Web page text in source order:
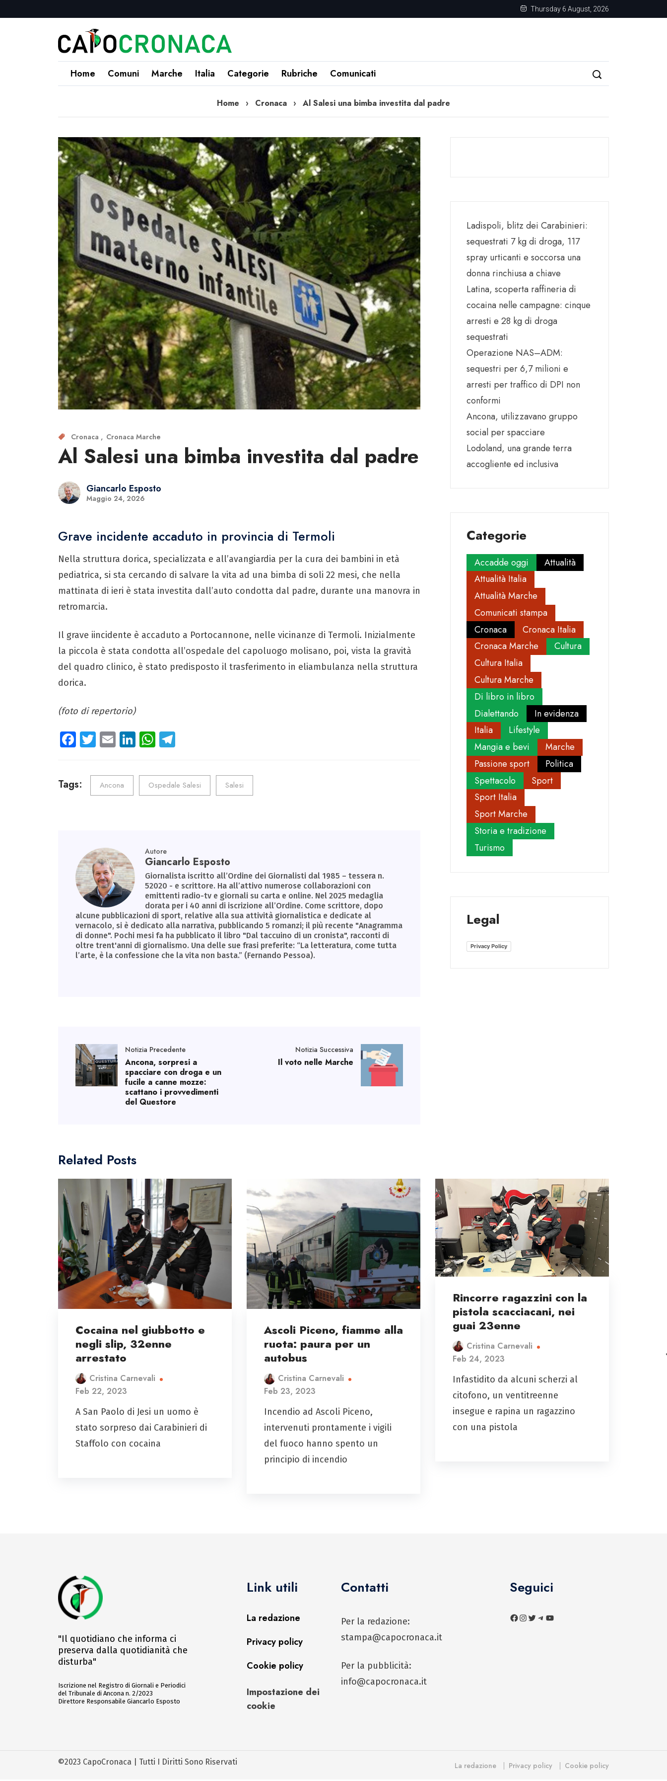
Thursday 6 August, 2026
Home Comuni Marche Italia Categorie Rubriche Comunicati
Home › Cronaca › Al Salesi una bimba investita dal padre
Cronaca Cronaca Marche
Al Salesi una bimba investita dal padre
Giancarlo Esposto
Maggio 24, 2026
Grave incidente accaduto in provincia di Termoli
Nella struttura dorica, specializzata e all’avangiardia per la cura dei bambini in età
pediatrica, si sta cercando di salvare la vita ad una bimba di soli 22 mesi, che nella
mattinata di ieri è stata investita dall’auto condotta dal padre, durante una manovra in
retromarcia.
Il grave iincidente è accaduto a Portocannone, nelle vicinanze di Termoli. Inizialmente
la piccola è stata condotta all’ospedale del capoluogo molisano, poi, vista la gravità
del quadro clinico, è stato predisposto il trasferimento in eliambulanza nella struttura
dorica.
(foto di repertorio)
Fa
ce
o
ok
T
wi
tt
er
E
m
ail
Li
nk
e
n
W
ha
ts
A
p
gr
a
m
Tags: Ancona Ospedale Salesi Salesi
Autore
Giancarlo Esposto
Giornalista iscritto all’Ordine dei Giornalisti dal 1985 – tessera n.
52020 - e scrittore. Ha all’attivo numerose collaborazioni con
emittenti radio-tv e giornali su carta e online. Nel 2025 medaglia
dorata per i 40 anni di iscrizione all’Ordine. Come scrittore, dopo
alcune pubblicazioni di sport, relative alla sua attività giornalistica e dedicate al
vernacolo, si è dedicato alla narrativa, pubblicando 5 romanzi; il più recente "Anagramma
di donne". Pochi mesi fa ha pubblicato il libro "Dal taccuino di un cronista", racconti di
oltre trent'anni di giornalismo. Una delle sue frasi preferite: “La letteratura, come tutta
l’arte, è la confessione che la vita non basta.” (Fernando Pessoa).
Notizia Precedente
Ancona, sorpresi a
spacciare con droga e un
fucile a canne mozze:
scattano i provvedimenti
del Questore
Notizia Successiva
Il voto nelle Marche
Ladispoli, blitz dei Carabinieri:
sequestrati 7 kg di droga, 117
spray urticanti e soccorsa una
donna rinchiusa a chiave
Latina, scoperta raffineria di
cocaina nelle campagne: cinque
arresti e 28 kg di droga
sequestrati
Operazione NAS–ADM:
sequestri per 6,7 milioni e
arresti per traffico di DPI non
conformi
Ancona, utilizzavano gruppo
social per spacciare
Lodoland, una grande terra
accogliente ed inclusiva
Categorie
Accadde oggi
Attualità
Attualità Italia
Attualità Marche
Comunicati stampa
Cronaca
Cronaca Italia
Cronaca Marche
Cultura
Cultura Italia
Cultura Marche
Di libro in libro
Dialettando
In evidenza
Italia
Lifestyle
Mangia e bevi
Marche
Passione sport
Politica
Spettacolo
Sport
Sport Italia
Sport Marche
Storia e tradizione
Turismo
Legal
Privacy Policy
Related Posts
Cocaina nel giubbotto e
negli slip, 32enne
arrestato
Cristina Carnevali
Feb 22, 2023
A San Paolo di Jesi un uomo è
stato sorpreso dai Carabinieri di
Staffolo con cocaina
Ascoli Piceno, fiamme alla
ruota: paura per un
autobus
Cristina Carnevali
Feb 23, 2023
Incendio ad Ascoli Piceno,
intervenuti prontamente i vigili
del fuoco hanno spento un
principio di incendio
Rincorre ragazzini con la
pistola scacciacani, nei
guai 23enne
Cristina Carnevali
Feb 24, 2023
Infastidito da alcuni scherzi al
citofono, un ventitreenne
insegue e rapina un ragazzino
con una pistola
"Il quotidiano che informa ci
preserva dalla quotidianità che
disturba"
Iscrizione nel Registro di Giornali e Periodici
del Tribunale di Ancona n. 2/2023
Direttore Responsabile Giancarlo Esposto
Link utili
La redazione
Privacy policy
Cookie policy
Impostazione dei
cookie
Contatti
Per la redazione:
stampa@capocronaca.it
Per la pubblicità:
info@capocronaca.it
Seguici
©2023 CapoCronaca | Tutti I Diritti Sono Riservati La redazione Privacy policy Cookie policy